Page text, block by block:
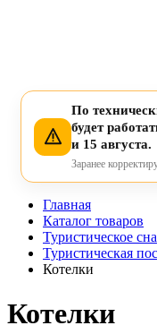
По
будет
и 15 августа.
Заранее
Главная
Каталог товаров
Туристическое
Туристическая
Котелки
Котелки